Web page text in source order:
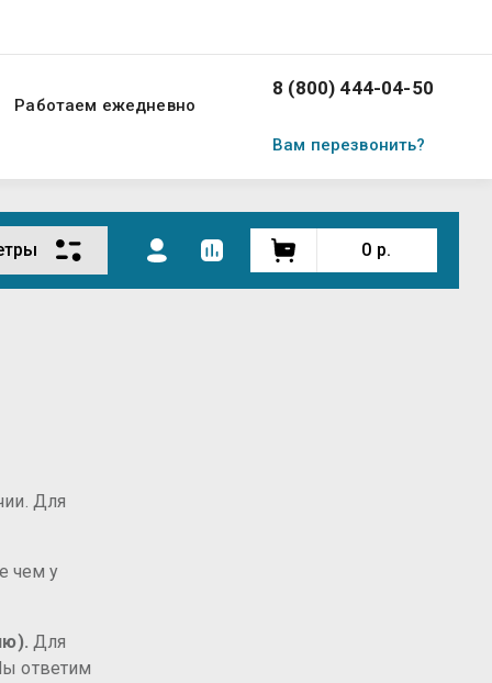
Работаем ежедневно
8 (800) 444-04-50
Вам перезвонить?
0 р.
Для
чем у
Для
ответим